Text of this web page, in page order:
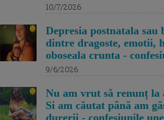
10/7/2026
Depresia postnatala sau
dintre dragoste, emotii,
oboseala crunta -
9/6/2026
Nu am vrut să renunț la
Si am căutat până am